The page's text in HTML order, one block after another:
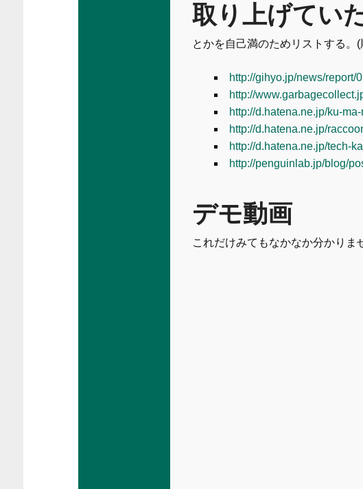
取り上げてい
とかを自己満のためリストする。(
http://gihyo.jp/news/report/
http://
http://d.hatena.ne.jp/ku-
http://d.hatena.ne.jp/
http://d.hatena.ne.jp/tech-
http://penguinlab.jp/blog/
デモ動画
これだけみてもなかなか分かりま